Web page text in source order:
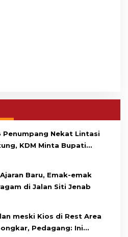
Penumpang Nekat Lintasi
KDM Minta Bupati
Baru, Emak-emak
di Jalan Siti Jenab
meski Kios di Rest Area
Pedagang: Ini